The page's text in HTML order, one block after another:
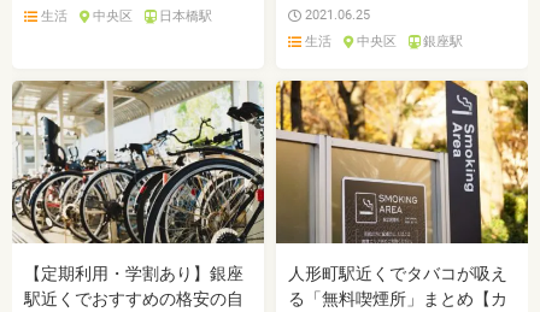
生活 中央区 日本橋駅
2021.06.25
生活
中央区 銀座駅
【定期利用・学割あり】銀座
駅近くでおすすめの格安の自
人形町駅近くでタバコが吸え
る「無料喫煙所」まとめ【カ